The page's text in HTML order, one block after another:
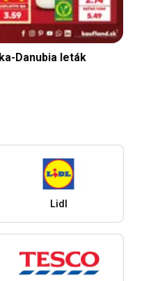
Danubia leták
Lidl